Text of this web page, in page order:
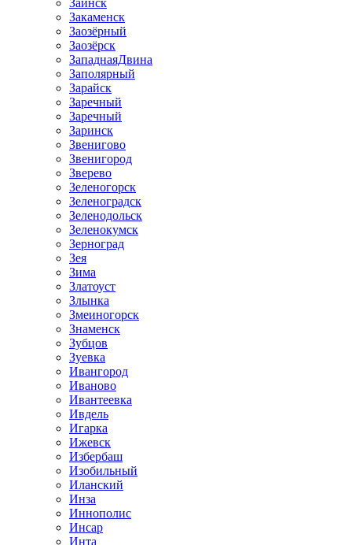
Заинск
Закаменск
Заозёрный
Заозёрск
ЗападнаяДвина
Заполярный
Зарайск
Заречный
Заречный
Заринск
Звенигово
Звенигород
Зверево
Зеленогорск
Зеленоградск
Зеленодольск
Зеленокумск
Зерноград
Зея
Зима
Златоуст
Злынка
Змеиногорск
Знаменск
Зубцов
Зуевка
Ивангород
Иваново
Ивантеевка
Ивдель
Игарка
Ижевск
Избербаш
Изобильный
Иланский
Инза
Иннополис
Инсар
Инта